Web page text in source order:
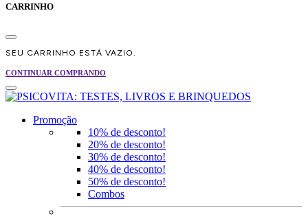
CARRINHO
SEU CARRINHO ESTÁ VAZIO.
CONTINUAR COMPRANDO
Promoção
10% de desconto!
20% de desconto!
30% de desconto!
40% de desconto!
50% de desconto!
Combos